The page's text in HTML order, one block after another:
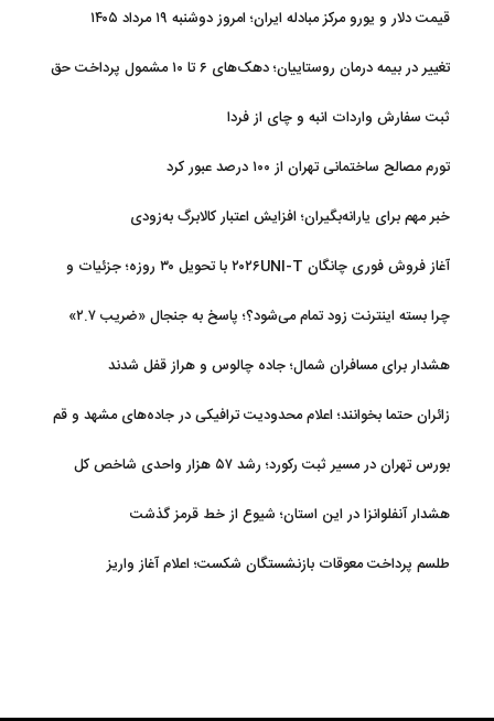
قیمت دلار و یورو مرکز مبادله ایران؛ امروز دوشنبه ۱۹ مرداد ۱۴۰۵
تغییر در بیمه درمان روستاییان؛ دهک‌های ۶ تا ۱۰ مشمول پرداخت حق
ثبت سفارش واردات انبه و چای از فردا
تورم مصالح ساختمانی تهران از ۱۰۰ درصد عبور کرد
خبر مهم برای یارانه‌بگیران؛ افزایش اعتبار کالابرگ به‌زودی
آغاز فروش فوری چانگان ۲۰۲۶UNI-T با تحویل ۳۰ روزه؛ جزئیات و
چرا بسته اینترنت زود تمام می‌شود؟؛ پاسخ به جنجال «ضریب ۲.۷»
هشدار برای مسافران شمال؛ جاده چالوس و هراز قفل شدند
زائران حتما بخوانند؛ اعلام محدودیت ترافیکی در جاده‌های مشهد و قم
بورس تهران در مسیر ثبت رکورد؛ رشد ۵۷ هزار واحدی شاخص کل
هشدار آنفلوانزا در این استان؛ شیوع از خط قرمز گذشت
طلسم پرداخت معوقات بازنشستگان شکست؛ اعلام آغاز واریز